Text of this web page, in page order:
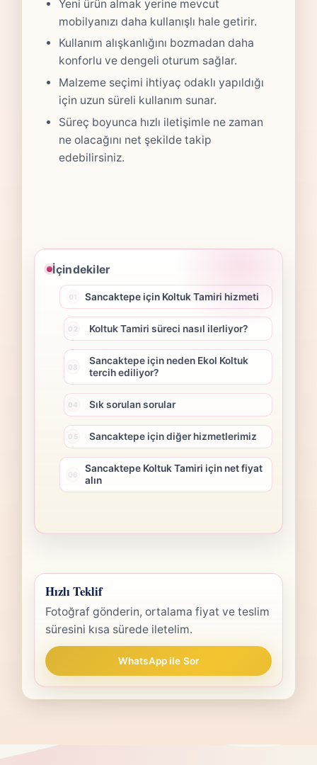
Yeni ürün almak yerine mevcut
mobilyanızı daha kullanışlı hale getirir.
Kullanım alışkanlığını bozmadan daha
konforlu ve dengeli oturum sağlar.
Malzeme seçimi ihtiyaç odaklı yapıldığı
için uzun süreli kullanım sunar.
Süreç boyunca hızlı iletişimle ne zaman
ne olacağını net şekilde takip
edebilirsiniz.
İçindekiler
Sancaktepe için Koltuk Tamiri hizmeti
Koltuk Tamiri süreci nasıl ilerliyor?
Sancaktepe için neden Ekol Koltuk
tercih ediliyor?
Sık sorulan sorular
Sancaktepe için diğer hizmetlerimiz
Sancaktepe Koltuk Tamiri için net fiyat
alın
Hızlı Teklif
Fotoğraf gönderin, ortalama fiyat ve teslim
süresini kısa sürede iletelim.
WhatsApp ile Sor